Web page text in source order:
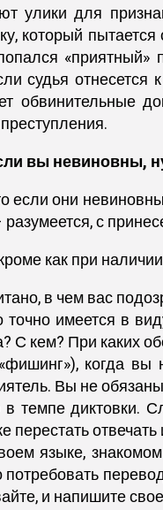
улики для
который
«приятный»
судья отнесется
обвинительные
вы невиновны,
они
разумеется, с
как при
в чем вас
имеется в
С кем? При каких
когда
Вы не
темпе диктовки.
языке,
и напишите